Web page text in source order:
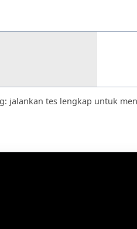
jalankan tes lengkap untuk